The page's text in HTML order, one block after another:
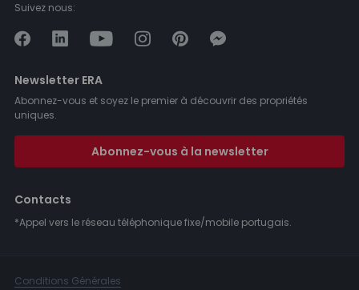
Suivez nous:
Newsletter ERA
Abonnez-vous et soyez le premier à découvrir des propriétés
uniques.
Abonnez-vous à la newsletter
Contacts
*Appel vers le réseau téléphonique fixe/mobile portugais.
Conditions Générales